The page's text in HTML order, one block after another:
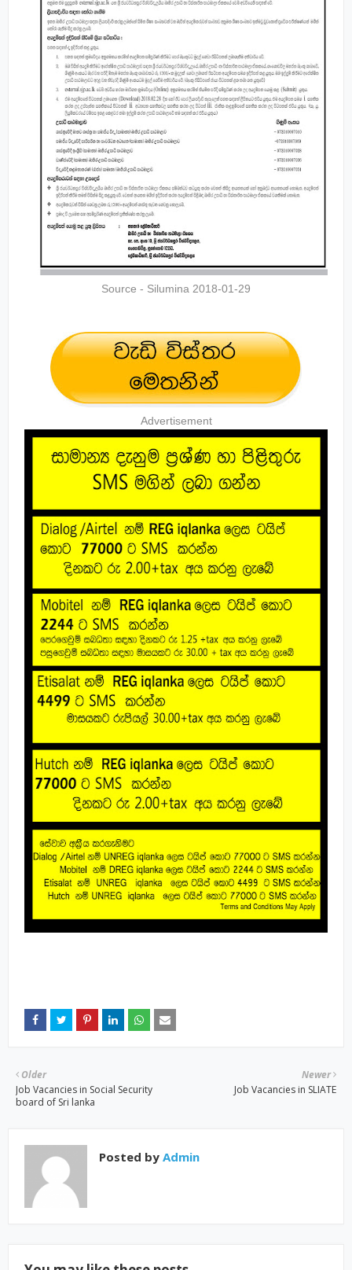
Source - Silumina 2018-01-29
Advertisement
Newer
Job Vacancies in SLIATE
Older
Job Vacancies in Social Security
board of Sri lanka
Posted by Admin